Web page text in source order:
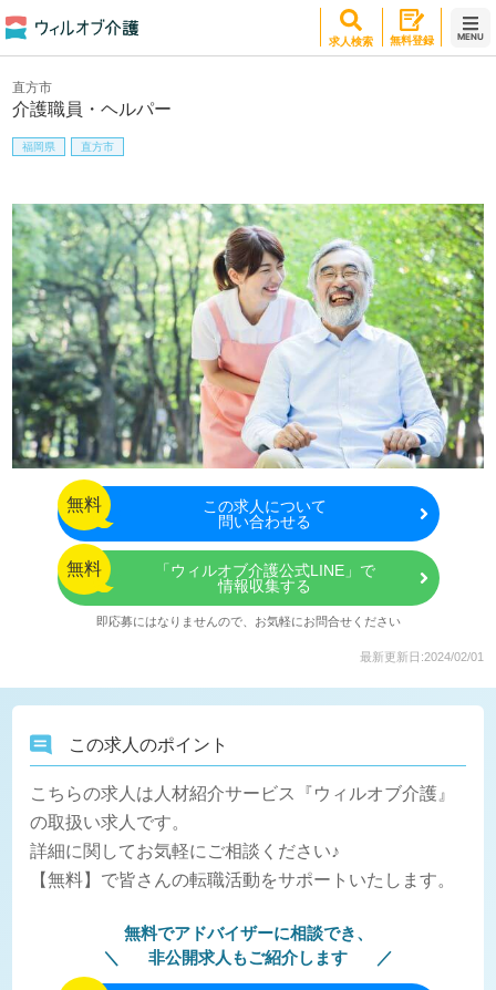
求人検索 無料登録 MENU
介護職員・ヘルパー
直方市
福岡県 直方市
無料 この求人について
問い合わせる
無料
「ウィルオブ介護公式LINE」で
情報収集する
即応募にはなりませんので、お気軽にお問合せください
最新更新日:2024/02/01
この求人のポイント
こちらの求人は人材紹介サービス『ウィルオブ介護』
の取扱い求人です。
詳細に関してお気軽にご相談ください♪
【無料】で皆さんの転職活動をサポートいたします。
無料でアドバイザーに相談でき、
非公開求人もご紹介します